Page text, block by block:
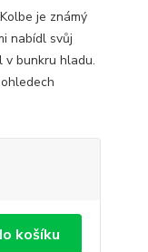
je známý
nabídl svůj
v bunkru hladu.
košíku